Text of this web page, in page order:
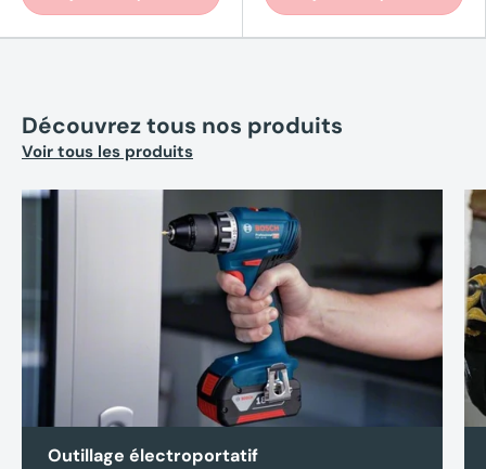
Découvrez tous nos produits
Voir tous les produits
Outillage électroportatif